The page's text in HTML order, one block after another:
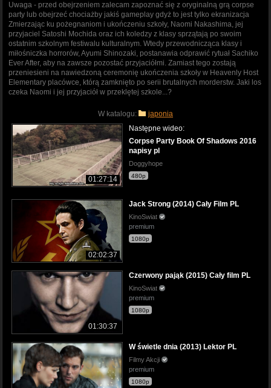
Uwaga - przed obejrzeniem zalecam zapoznać się z oryginalną grą corpse
party lub obejrzeć chociażby jakiś gameplay gdyż to jest tylko ekranizacja
Zmierzając ku pożegnaniom i ukończeniu szkoły, Naomi Nakashima, jej
przyjaciel Satoshi Mochida oraz ich koledzy z klasy sprzątają po swoim
ostatnim szkolnym festiwalu kulturalnym. Wtedy przewodnicząca klasy i
miłośniczka horrorów, Ayumi Shinozaki, postanawia odprawić rytuał Sachiko
Ever After, aby na zawsze pozostać przyjaciółmi. Zamiast tego zostają
przeniesieni na nawiedzoną ceremonię ukończenia szkoły w Heavenly Host
Elementary placówce, którą zamknięto po serii brutalnych morderstw. Jaki los
czeka Naomi i jej przyjaciół w przeklętej szkole...?
W katalogu: japonia
01:27:14
Następne wideo:
Corpse Party Book Of Shadows 2016
napisy pl
Doggyhope
480p
02:02:37
Jack Strong (2014) Cały Film PL
KinoSwiat
premium
1080p
01:30:37
Czerwony pająk (2015) Cały film PL
KinoSwiat
premium
1080p
W świetle dnia (2013) Lektor PL
Filmy Akcji
premium
1080p